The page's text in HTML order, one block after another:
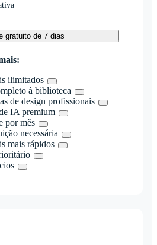
gratuito de 7 dias
ilimitados
à biblioteca
de design profissionais
IA premium
por mês
necessária
mais rápidos